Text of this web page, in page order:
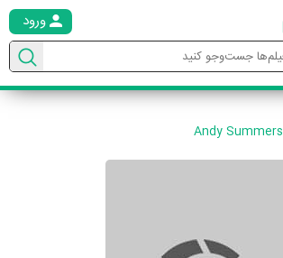
ورود
Andy Summers